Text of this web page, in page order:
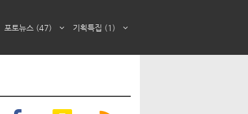
포토뉴스 (47) 기획특집 (1)